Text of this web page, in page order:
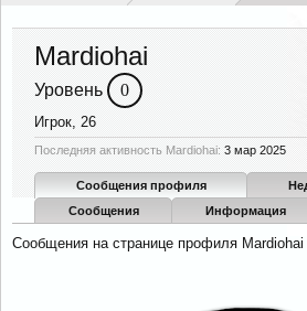
Mardiohai
Уровень 0
Игрок, 26
Последняя активность Mardiohai: 3 мар 2025
Сообщения профиля
Сообщения
Информация
Сообщения на странице профиля Mardiohai